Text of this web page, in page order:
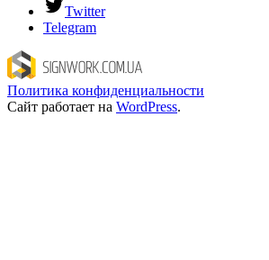
Twitter
Telegram
Политика конфиденциальности
Сайт работает на WordPress.